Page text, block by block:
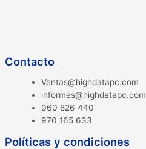
Contacto
Ventas@highdatapc.com
informes@highdatapc.com
960 826 440
970 165 633
Políticas y condiciones